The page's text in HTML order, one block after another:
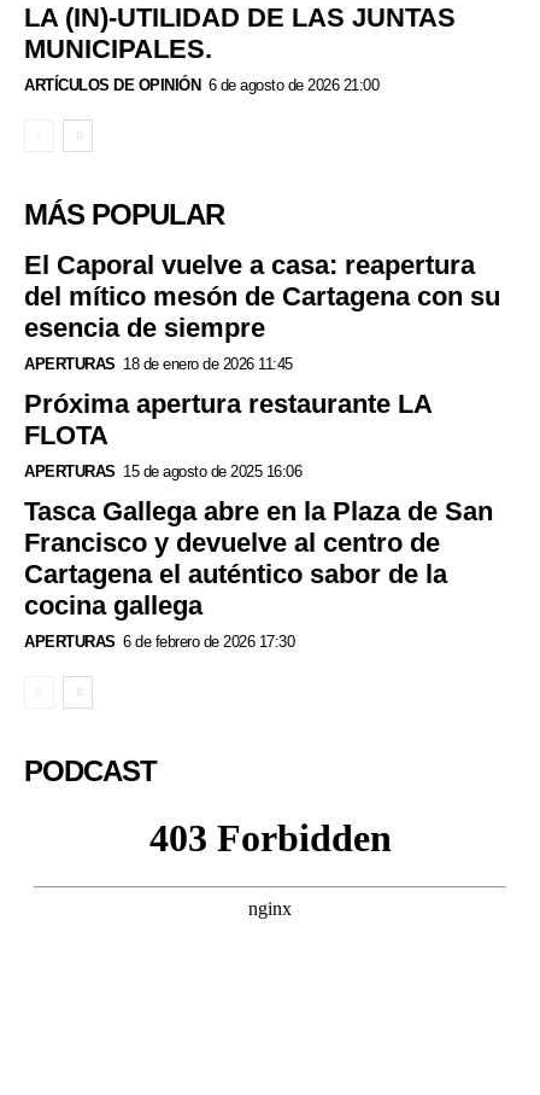
LA (IN)-UTILIDAD DE LAS JUNTAS
MUNICIPALES.
ARTÍCULOS DE OPINIÓN 6 de agosto de 2026 21:00
MÁS POPULAR
El Caporal vuelve a casa: reapertura
del mítico mesón de Cartagena con su
esencia de siempre
APERTURAS 18 de enero de 2026 11:45
Próxima apertura restaurante LA
FLOTA
APERTURAS 15 de agosto de 2025 16:06
Tasca Gallega abre en la Plaza de San
Francisco y devuelve al centro de
Cartagena el auténtico sabor de la
cocina gallega
APERTURAS 6 de febrero de 2026 17:30
PODCAST